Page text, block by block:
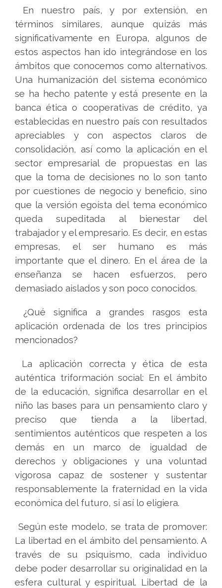
En nuestro país, y por extensión, en
términos similares, aunque quizás más
significativamente en Europa, algunos de
estos aspectos han ido integrándose en los
ámbitos que conocemos como alternativos.
Una humanización del sistema económico
se ha hecho patente y está presente en la
banca ética o cooperativas de crédito, ya
establecidas en nuestro país con resultados
apreciables y con aspectos claros de
consolidación, así como la aplicación en el
sector empresarial de propuestas en las
que la toma de decisiones no lo son tanto
por cuestiones de negocio y beneficio, sino
que la versión egoísta del tema económico
queda supeditada al bienestar del
trabajador y el empresario. Es decir, en estas
empresas, el ser humano es más
importante que el dinero. En el área de la
enseñanza se hacen esfuerzos, pero
demasiado aislados y son poco conocidos.
¿Qué significa a grandes rasgos esta
aplicación ordenada de los tres principios
mencionados?
La aplicación correcta y ética de esta
auténtica triformación social: En el ámbito
de la educación, significa desarrollar en el
niño las bases para un pensamiento claro y
preciso que tienda a la libertad,
sentimientos auténticos que respeten a los
demás en un marco de igualdad de
derechos y obligaciones y una voluntad
vigorosa capaz de sostener y sustentar
responsablemente la fraternidad en la vida
económica del futuro, si así lo eligiera.
Según este modelo, se trata de promover:
La libertad en el ámbito del pensamiento. A
través de su psiquismo, cada individuo
debe poder desarrollar su originalidad en la
esfera cultural y espiritual. Libertad de la